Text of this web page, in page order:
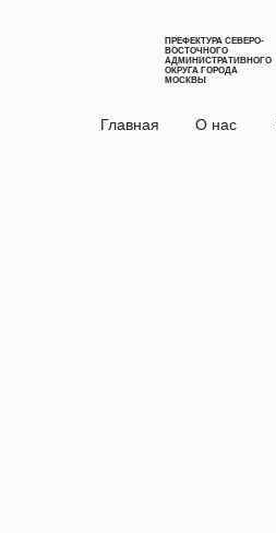
ПРЕФЕКТУРА СЕВЕРО-
ВОСТОЧНОГО
АДМИНИСТРАТИВНОГО
ОКРУГА ГОРОДА
МОСКВЫ
Главная О нас